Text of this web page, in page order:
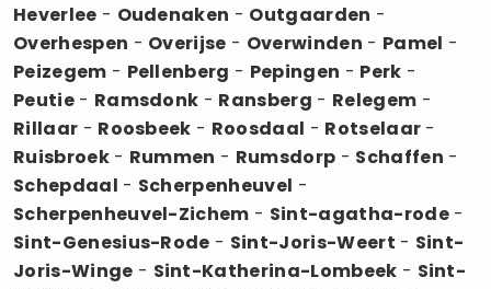
Heverlee - Oudenaken - Outgaarden -
Overhespen - Overijse - Overwinden - Pamel -
Peizegem - Pellenberg - Pepingen - Perk -
Peutie- Ramsdonk - Ransberg - Relegem -
Rillaar - Roosbeek - Roosdaal - Rotselaar -
Ruisbroek- Rummen - Rumsdorp - Schaffen -
Schepdaal - Scherpenheuvel -
Scherpenheuvel-Zichem - Sint-agatha-rode-
Sint-Genesius-Rode - Sint-Joris-Weert - Sint-
Joris-Winge - Sint-Katherina-Lombeek - Sint-